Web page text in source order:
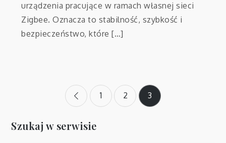
urządzenia pracujące w ramach własnej sieci
Zigbee. Oznacza to stabilność, szybkość i
bezpieczeństwo, które […]
Stronicowanie
wpisów
1 2 3
Szukaj w serwisie